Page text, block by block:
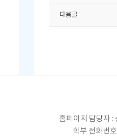
다음글
홈페이지 담당자 :
학부 전화번